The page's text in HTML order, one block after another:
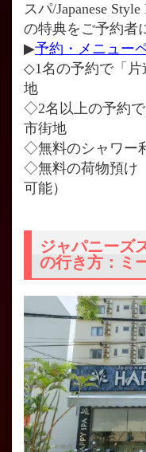
スパ/Japanese
の特典をご予約者
▶予約・メニュー
◇1名の予約で「
地
◇2名以上の予約
市街地
◇無料のシャワー
◇無料の荷物預け
可能）
ジャパニーズ
の行き方：ミ